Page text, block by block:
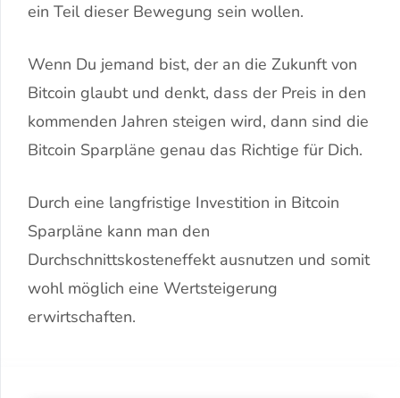
ein Teil dieser Bewegung sein wollen.
Wenn Du jemand bist, der an die Zukunft von
Bitcoin glaubt und denkt, dass der Preis in den
kommenden Jahren steigen wird, dann sind die
Bitcoin Sparpläne genau das Richtige für Dich.
Durch eine langfristige Investition in Bitcoin
Sparpläne kann man den
Durchschnittskosteneffekt ausnutzen und somit
wohl möglich eine Wertsteigerung
erwirtschaften.